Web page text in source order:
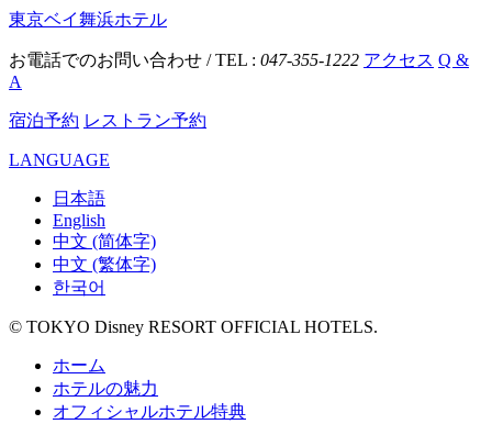
東京ベイ舞浜ホテル
お電話でのお問い合わせ / TEL : 047-355-1222 アクセス Q &
A
宿泊予約 レストラン予約
LANGUAGE
日本語
English
中文 (简体字)
中文 (繁体字)
한국어
© TOKYO Disney RESORT OFFICIAL HOTELS.
ホーム
ホテルの魅力
オフィシャルホテル特典